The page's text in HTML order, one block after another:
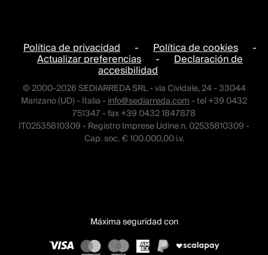
Política de privacidad - Política de cookies -
Actualizar preferencias - Declaración de
accesibilidad
© 2000-2026 SEDIARREDA SRL - via Cividale, 24 - 33044
Manzano (UD) - Italia -info@sediarreda.com- tel +39 0432
751347 - fax +39 0432 1847878
IT02535810309 - Registro Imprese Udine n. 02535810309 -
Cap. soc. € 100.000,00 i.v.
Máxima seguridad con